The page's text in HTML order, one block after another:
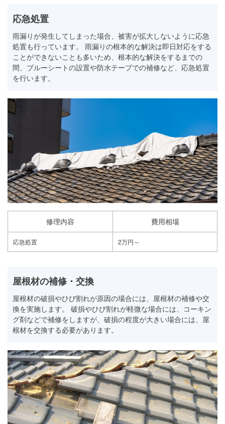
応急処置
雨漏りが発生してしまった場合、被害が拡大しないように応急
処置も行っています。 雨漏りの根本的な解決は即日対応をする
ことができないことも多いため、根本的な解決をするまでの
間、ブルーシートの設置や防水テープでの補修など、応急処置
を行います。
修理内容 費用相場
応急処置 2万円～
屋根材の補修・交換
屋根材の破損やひび割れが原因の場合には、屋根材の補修や交
換を実施します。 破損やひび割れが軽微な場合には、コーキン
グ剤などで補修をしますが、破損の程度が大きい場合には、屋
根材を交換する必要があります。